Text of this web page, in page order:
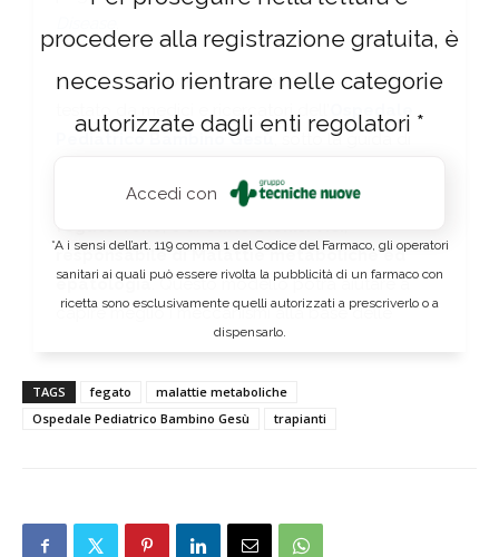
procedere alla registrazione gratuita, è
necessario rientrare nelle categorie
autorizzate dagli enti regolatori *
Accedi con
*A i sensi dell’art. 119 comma 1 del Codice del Farmaco, gli operatori
sanitari ai quali può essere rivolta la pubblicità di un farmaco con
ricetta sono esclusivamente quelli autorizzati a prescriverlo o a
dispensarlo.
Il metodo innovativo è stato messo a punto e
testato da medici e ricercatori dell’
Ospedale
Pediatrico Bambino Gesù
, sotto la guida di
epato-bilio-pancreatica e dei trapianti di
responsabile di Malattie metaboliche ed
epatologia. Questo modello potrà aiutare a
capire meglio i meccanismi alla base delle
malattie metaboliche, sperimentare nuove
futuro, guarire fegati malati prima del trapianto o
farli crescere affinché siano adatti a pazienti più
La vita dopo il trapianto
TAGS fegato
malattie metaboliche
Ospedale Pediatrico Bambino Gesù
trapianti